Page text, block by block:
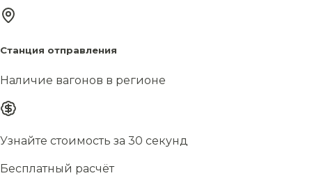
Станция отправления
Наличие вагонов в регионе
Узнайте стоимость за 30 секунд
Бесплатный расчёт